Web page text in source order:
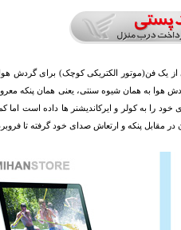
یک فن(موتور الکتریکی کوچک) برای گردش
گردش هوا به همان شیوه سنتی، یعنی همان پنکه
را به کولر و ایرکاندیشنر ها داده است
مقابل پنکه و ارتعاش صدای خود گرفته تا